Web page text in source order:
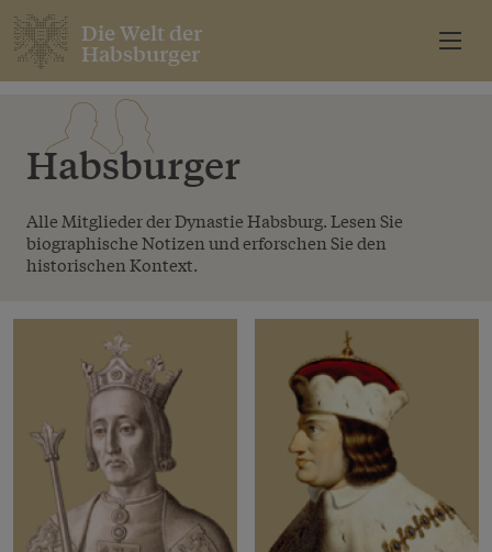
Die Welt der
Habsburger
Habsburger
Alle Mitglieder der Dynastie Habsburg. Lesen Sie
biographische Notizen und erforschen Sie den
historischen Kontext.